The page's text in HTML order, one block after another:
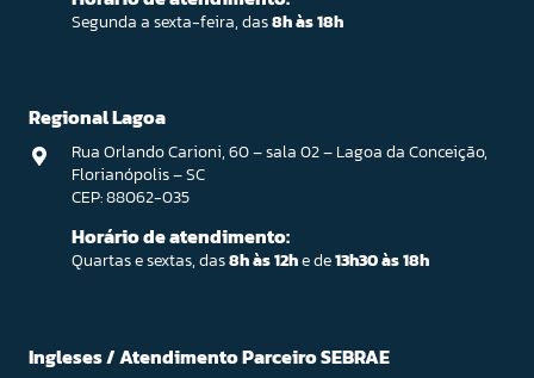
Segunda a sexta-feira, das8h às 18h
Regional Lagoa
Rua Orlando Carioni, 60 – sala 02 – Lagoa da Conceição,
Florianópolis – SC
CEP: 88062-035
Horário de atendimento:
Quartas e sextas, das8h às 12he de13h30 às 18h
Ingleses / Atendimento Parceiro SEBRAE